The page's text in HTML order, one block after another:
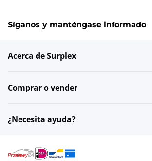
Síganos y manténgase informado
Acerca de Surplex
Comprar o vender
¿Necesita ayuda?